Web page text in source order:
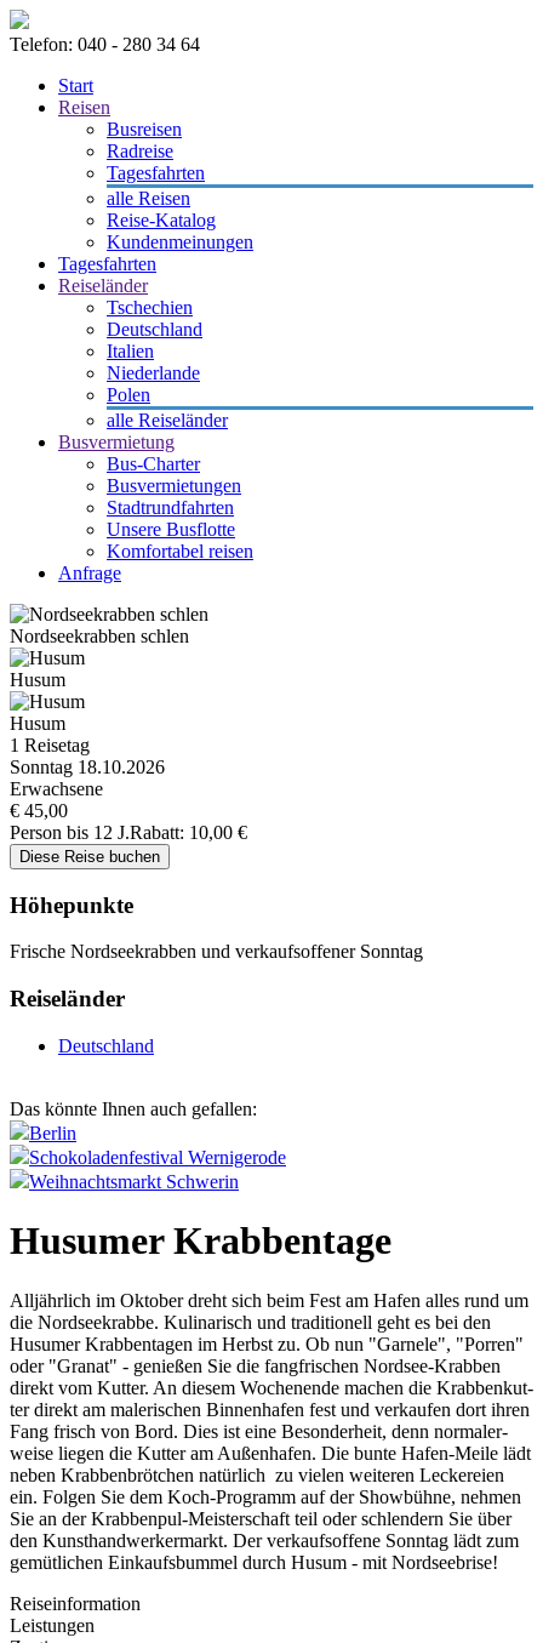
Telefon: 040 - 280 34 64
Start
Reisen
Busreisen
Radreise
Tagesfahrten
alle Reisen
Reise-Katalog
Kundenmeinungen
Tagesfahrten
Reiseländer
Tschechien
Deutschland
Italien
Niederlande
Polen
alle Reiseländer
Busvermietung
Bus-Charter
Busvermietungen
Stadtrundfahrten
Unsere Busflotte
Komfortabel reisen
Anfrage
Nordseekrabben schlen
Husum
Husum
1 Reisetag
Sonntag 18.10.2026
Erwachsene
€ 45,00
Person bis 12 J.Rabatt: 10,00 €
Höhepunkte
Frische Nordseekrabben und verkaufsoffener Sonntag
Reiseländer
Deutschland
Das könnte Ihnen auch gefallen:
Berlin
Schokoladenfestival Wernigerode
Weihnachtsmarkt Schwerin
Husumer Krabbentage
Alljährlich im Oktober dreht sich beim Fest am Hafen alles rund um
die Nord­seek­rabbe. Kulinarisch und traditionell geht es bei den
Husumer Krab­bentagen im Herbst zu. Ob nun "Gar­nele", "Por­ren"
oder "Granat" - genießen Sie die fangf­rischen Nord­see-Krab­ben
direkt vom Kut­ter. An diesem Wochenende machen die Krab­benkut­
ter direkt am malerischen Bin­nenhafen fest und ver­kaufen dort ihren
Fang frisch von Bord. Dies ist eine Beson­der­heit, denn nor­maler­
weise liegen die Kut­ter am Außenhafen. Die bunte Hafen-Meile lädt
neben Krab­benbrötchen natürlich zu vielen weiteren Lec­kereien
ein. Fol­gen Sie dem Koch-Prog­ramm auf der Showbühne, nehmen
Sie an der Krab­benpul-Meis­ter­schaft teil oder schlen­dern Sie über
den Kun­sthand­wer­ker­markt. Der ver­kauf­sof­fene Sonn­tag lädt zum
gemütlichen Ein­kauf­sbum­mel durch Husum - mit Nord­seeb­rise!
Reiseinformation
Leistungen